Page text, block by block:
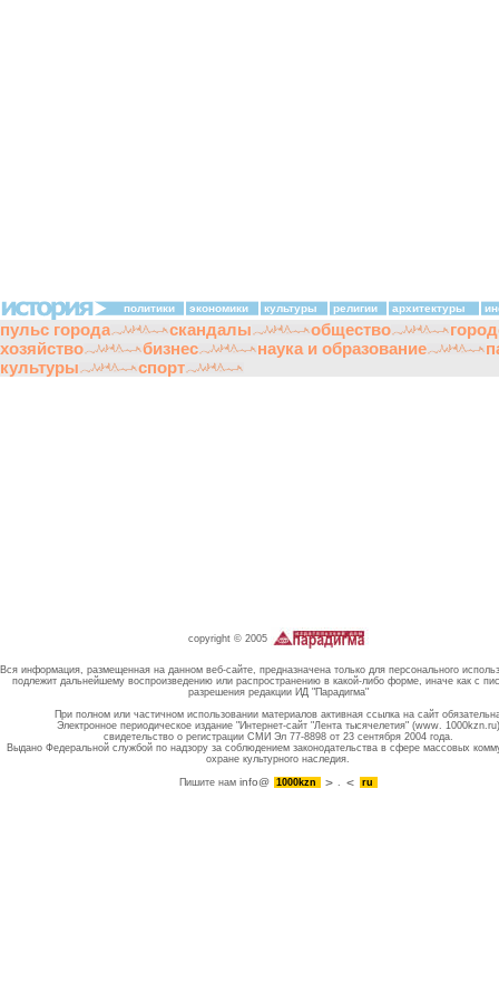
политики экономики культуры религии архитектуры
пульс города скандалы общество
хозяйство
бизнес наука и образование
культуры
спорт
copyright © 2005
Вся информация, размещенная на данном веб-сайте, предназначена только для персонального
подлежит дальнейшему воспроизведению или распространению в какой-либо форме, иначе как с
разрешения редакции ИД "Парадигма"
При полном или частичном использовании материалов активная ссылка на сайт
Электронное периодическое издание "Интернет-сайт "Лента тысячелетия" (www. 1000kzn.ru)
свидетельство о регистрации СМИ Эл 77-8898 от 23 сентября 2004 года.
Выдано Федеральной службой по надзору за соблюдением законодательства в сфере массовых
охране культурного наследия.
Пишите намinfo@ 1000kzn . ru